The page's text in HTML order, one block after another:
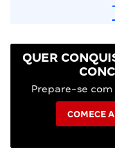
QUER
Prepare-se
COMECE